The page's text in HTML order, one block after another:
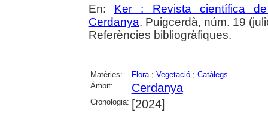
En: Ker : Revista científica
Cerdanya. Puigcerdà, núm. 19
Referències bibliogràfiques.
Matèries: Flora; Vegetació; Catàlegs
Àmbit:
Cerdanya
Cronologia: [2024]